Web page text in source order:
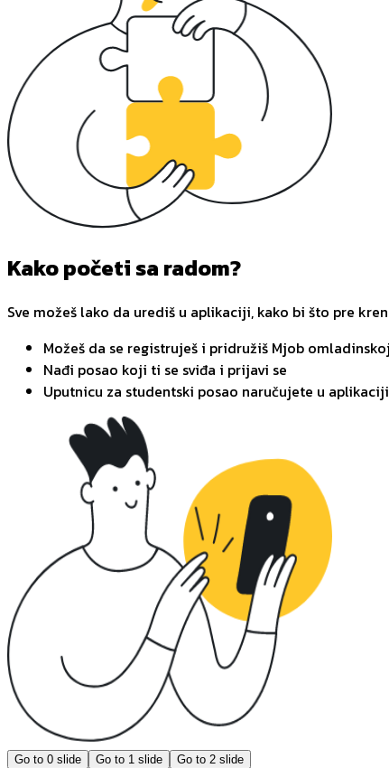
Kako početi sa radom?
Sve možeš lako da urediš u aplikaciji, kako bi što pre
Možeš da se registruješ i pridružiš Mjob
Nađi posao koji ti se sviđa i prijavi se
Uputnicu za studentski posao naručujete u aplikaciji
Go to 0 slide Go to 1 slide Go to 2 slide